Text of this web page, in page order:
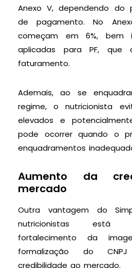
Anexo V, dependendo do
de pagamento. No
começam em 6%, bem
aplicadas para PF, que
faturamento.
Ademais, ao se
regime, o nutricionista
elevados e
pode ocorrer quando o
enquadramentos
Aumento da
mercado
Outra vantagem do
nutricionistas está
fortalecimento da
formalização do
credibilidade ao mercado.